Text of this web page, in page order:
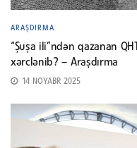
ARAŞDIRMA
“Şuşa ili”ndən qazanan
xərclənib? – Araşdırma
14 NOYABR 2025